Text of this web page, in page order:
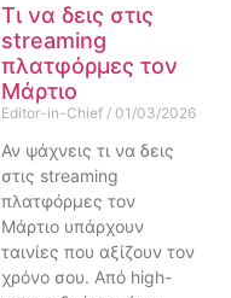
Τι να δεις στις
streaming
πλατφόρμες τον
Μάρτιο
Editor-in-Chief 01/03/2026
Αν ψάχνεις τι να δεις
στις streaming
πλατφόρμες τον
Μάρτιο υπάρχουν
ταινίες που αξίζουν τον
χρόνο σου. Από high-